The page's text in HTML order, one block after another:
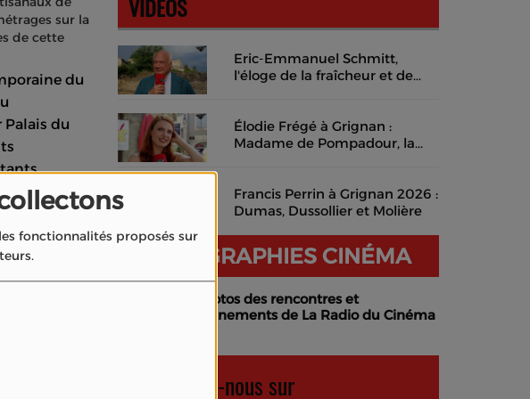
fonctionnalités proposés sur
sur la
de cette
du
du
le
Festival
ministre
de
VIDÉOS
Eric-Emmanuel Schmitt,
l'éloge de la fraîcheur et de
Élodie Frégé à Grignan :
Madame de Pompadour, la
Francis Perrin à Grignan 2026 :
Dumas, Dussollier et Molière
PHOTOGRAPHIES CINÉMA
Photos des rencontres et
événements de La Radio du Cinéma
Retrouvez-nous sur